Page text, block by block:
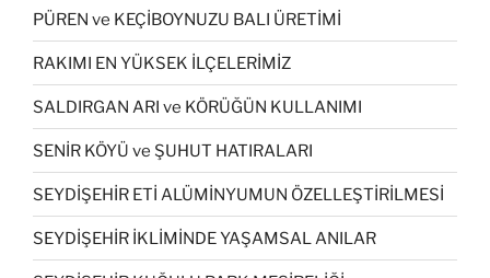
PÜREN ve KEÇİBOYNUZU BALI ÜRETİMİ
RAKIMI EN YÜKSEK İLÇELERİMİZ
SALDIRGAN ARI ve KÖRÜĞÜN KULLANIMI
SENİR KÖYÜ ve ŞUHUT HATIRALARI
SEYDİŞEHİR ETİ ALÜMİNYUMUN ÖZELLEŞTİRİLMESİ
SEYDİŞEHİR İKLİMİNDE YAŞAMSAL ANILAR